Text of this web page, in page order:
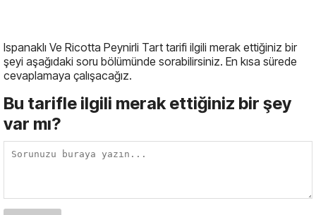
Ispanaklı Ve Ricotta Peynirli Tart tarifi ilgili merak ettiğiniz bir
şeyi aşağıdaki soru bölümünde sorabilirsiniz. En kısa sürede
cevaplamaya çalışacağız.
Bu tarifle ilgili merak ettiğiniz bir şey
var mı?